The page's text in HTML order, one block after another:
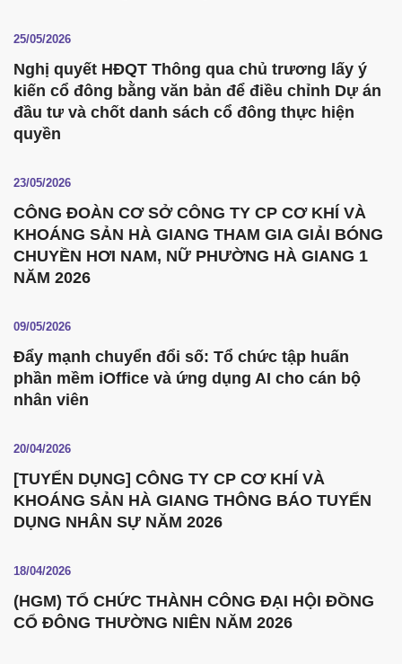
25/05/2026
Nghị quyết HĐQT Thông qua chủ trương lấy ý
kiến cổ đông bằng văn bản để điều chỉnh Dự án
đầu tư và chốt danh sách cổ đông thực hiện
quyền
23/05/2026
CÔNG ĐOÀN CƠ SỞ CÔNG TY CP CƠ KHÍ VÀ
KHOÁNG SẢN HÀ GIANG THAM GIA GIẢI BÓNG
CHUYỀN HƠI NAM, NỮ PHƯỜNG HÀ GIANG 1
NĂM 2026
09/05/2026
Đẩy mạnh chuyển đổi số: Tổ chức tập huấn
phần mềm iOffice và ứng dụng AI cho cán bộ
nhân viên
20/04/2026
[TUYỂN DỤNG] CÔNG TY CP CƠ KHÍ VÀ
KHOÁNG SẢN HÀ GIANG THÔNG BÁO TUYỂN
DỤNG NHÂN SỰ NĂM 2026
18/04/2026
(HGM) TỔ CHỨC THÀNH CÔNG ĐẠI HỘI ĐỒNG
CỔ ĐÔNG THƯỜNG NIÊN NĂM 2026